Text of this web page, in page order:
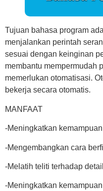
Tujuan bahasa program
menjalankan perintah
sesuai dengan keinginan
membantu mempermudah
memerlukan otomatisasi.
bekerja secara otomatis.
MANFAAT
-Meningkatkan
-Mengembangkan cara
-Melatih teliti terhadap detail
-Meningkatkan